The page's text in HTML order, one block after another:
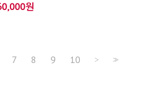
원
7 8 9 10 > >>